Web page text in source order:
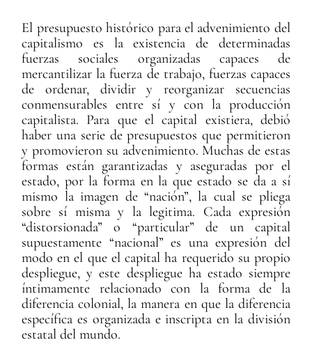
El presupuesto histórico para el advenimiento del
capitalismo es la existencia de determinadas
fuerzas sociales organizadas capaces de
mercantilizar la fuerza de trabajo, fuerzas capaces
de ordenar, dividir y reorganizar secuencias
conmensurables entre sí y con la producción
capitalista. Para que el capital existiera, debió
haber una serie de presupuestos que permitieron
y promovieron su advenimiento. Muchas de estas
formas están garantizadas y aseguradas por el
estado, por la forma en la que estado se da a sí
mismo la imagen de “nación”, la cual se pliega
sobre sí misma y la legitima. Cada expresión
“distorsionada” o “particular” de un capital
supuestamente “nacional” es una expresión del
modo en el que el capital ha requerido su propio
despliegue, y este despliegue ha estado siempre
íntimamente relacionado con la forma de la
diferencia colonial, la manera en que la diferencia
específica es organizada e inscripta en la división
estatal del mundo.